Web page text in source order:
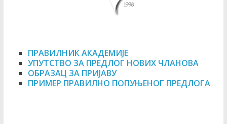
ПРАВИЛНИК АКАДЕМИЈЕ
УПУТСТВО ЗА ПРЕДЛОГ НОВИХ ЧЛАНОВА
ОБРАЗАЦ ЗА ПРИЈАВУ
ПРИМЕР ПРАВИЛНО ПОПУЊЕНОГ ПРЕДЛОГА